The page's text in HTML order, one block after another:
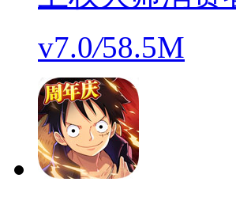
v7.0/58.5M